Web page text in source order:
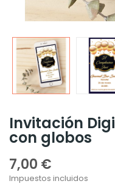
Invitación
con globos
7,00 €
Impuestos incluidos